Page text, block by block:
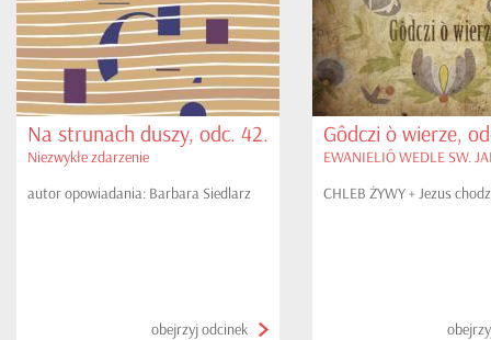
Na strunach duszy, odc. 42.
Niezwykłe zdarzenie
autor opowiadania: Barbara Siedlarz
obejrzyj odcinek
Gôdczi ò wierze,
EWANIELIÔ WEDLE SW.
CHLEB ŻYWY + Jezus